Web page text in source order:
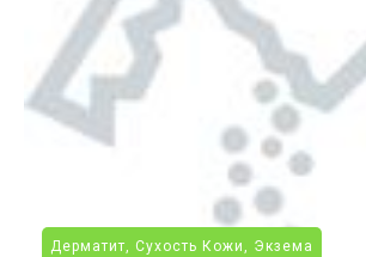
Дерматит, Сухость Кожи, Экзема